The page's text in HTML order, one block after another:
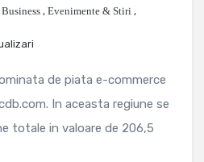
Business , Evenimente & Stiri ,
de piata e-commerce
In aceasta regiune se
totale in valoare de 206,5